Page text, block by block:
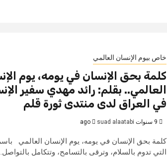
خاص بيوم الإنسان العالمي
كلمة بحق الإنسان في يومه، يوم
العالمي.. بقلم: رائد مهدي سفير
في العراق لدى منتدى ثورة قلم
suad alaatabi
كلمة بحق الإنسان في يومه، يوم الإنسان العالمي باسم
التي تدوم بالسلام، وترقى بالتسامح، وتتكامل